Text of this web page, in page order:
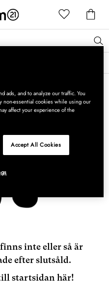
→
inte eller så är
efter slutsåld.
startsidan här!
ads, and to analyze our traffic. You
non-essential cookies while using our
affect your experience of the
Accept All Cookies